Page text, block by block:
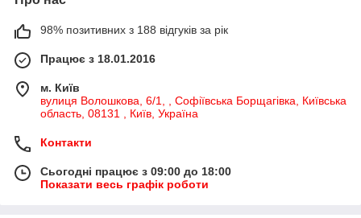
98% позитивних з 188 відгуків за рік
Працює з 18.01.2016
м. Київ
вулиця Волошкова, 6/1, , Софіївська Борщагівка, Київська
область, 08131 , Київ, Україна
Контакти
Сьогодні працює з 09:00 до 18:00
Показати весь графік роботи